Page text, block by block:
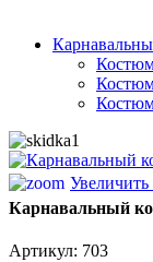
Карнавальный
Артикул: 703